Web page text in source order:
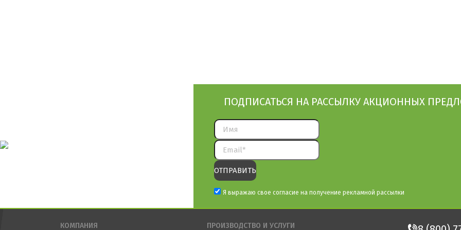
ПОДПИСАТЬСЯ НА РАССЫЛКУ АКЦИОННЫХ
Я выражаю свое согласие на получение рекламной рассылки
КОМПАНИЯ ПРОИЗВОДСТВО И УСЛУГИ